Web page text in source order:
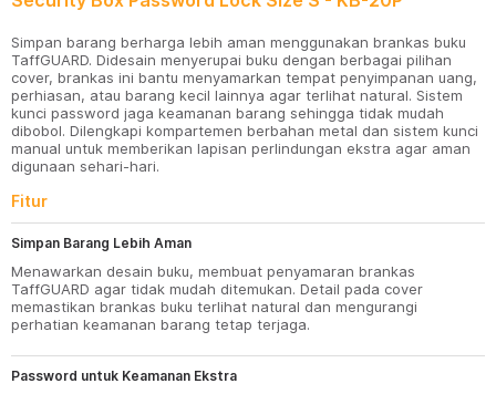
Simpan barang berharga lebih aman menggunakan brankas buku
TaffGUARD. Didesain menyerupai buku dengan berbagai pilihan
cover, brankas ini bantu menyamarkan tempat penyimpanan uang,
perhiasan, atau barang kecil lainnya agar terlihat natural. Sistem
kunci password jaga keamanan barang sehingga tidak mudah
dibobol. Dilengkapi kompartemen berbahan metal dan sistem kunci
manual untuk memberikan lapisan perlindungan ekstra agar aman
digunaan sehari-hari.
Fitur
Simpan Barang Lebih Aman
Menawarkan desain buku, membuat penyamaran brankas
TaffGUARD agar tidak mudah ditemukan. Detail pada cover
memastikan brankas buku terlihat natural dan mengurangi
perhatian keamanan barang tetap terjaga.
Password untuk Keamanan Ekstra